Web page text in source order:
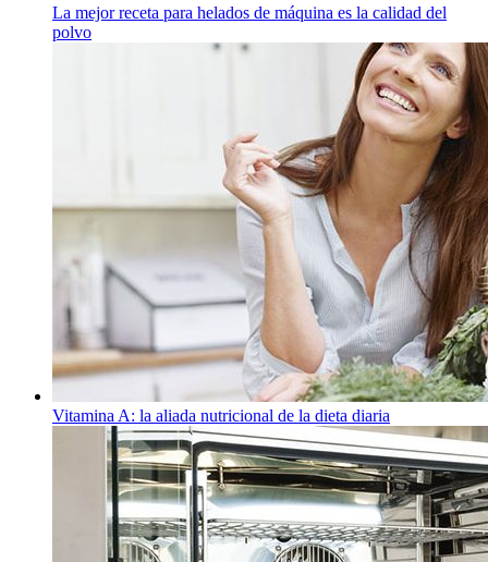
La mejor receta para helados de máquina es la calidad del
polvo
Vitamina A: la aliada nutricional de la dieta diaria